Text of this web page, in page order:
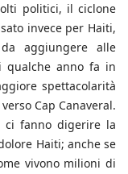
politici, il ciclone
invece per Haiti,
aggiungere alle
qualche anno fa in
spettacolarità
Cap Canaveral.
ci fanno digerire la
Haiti; anche se
vivono milioni di